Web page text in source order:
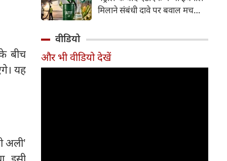
बीच
यह
अली'
इसके अलावा Redmi Note 17 में
Corning Gorilla Glass 7i
चेसिस जैसे फीचर्स मिलते हैं।
मिलाने संबंधी दावे पर बवाल मच
इथेनॉल मिलाने की कोई योजना नहीं
है।
वीडियो
और भी वीडियो देखें